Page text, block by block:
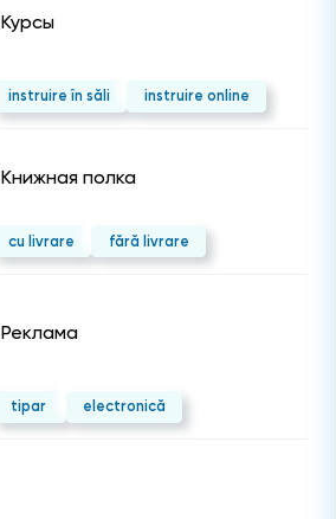
Курсы
instruire în săli instruire online
Kнижная полка
cu livrare fără livrare
Реклама
tipar electronică